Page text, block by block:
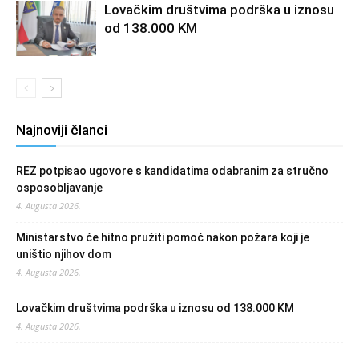
Lovačkim društvima podrška u iznosu
od 138.000 KM
Najnoviji članci
REZ potpisao ugovore s kandidatima odabranim za stručno
osposobljavanje
4. Augusta 2026.
Ministarstvo će hitno pružiti pomoć nakon požara koji je
uništio njihov dom
4. Augusta 2026.
Lovačkim društvima podrška u iznosu od 138.000 KM
4. Augusta 2026.